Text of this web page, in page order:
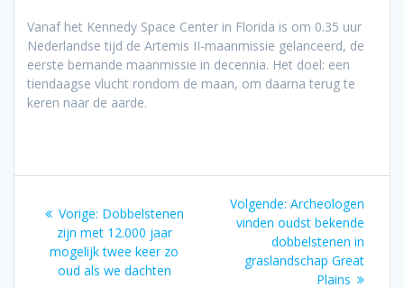
Vanaf het Kennedy Space Center in Florida is om 0.35 uur
Nederlandse tijd de Artemis II-maanmissie gelanceerd, de
eerste bemande maanmissie in decennia. Het doel: een
tiendaagse vlucht rondom de maan, om daarna terug te
keren naar de aarde.
navigatie
Vorige: Vorig
bericht:
Dobbelstenen
zijn met 12.000 jaar
mogelijk twee keer zo
oud als we dachten
Volgende: Volgend
bericht:
Archeologen
vinden oudst bekende
dobbelstenen in
graslandschap Great
Plains